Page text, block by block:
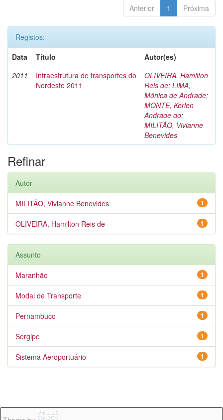
Anterior 1 Próxima
Registos:
Data
Título
Autor(es)
2011
Infraestrutura de transportes do
Nordeste 2011
OLIVEIRA, Hamilton
Reis de; LIMA,
Mônica de Andrade;
MONTE, Kerlen
Andrade do;
MILITÃO, Vivianne
Benevides
Refinar
Autor
1
MILITÃO, Vivianne Benevides
1
OLIVEIRA, Hamilton Reis de
Assunto
1
Maranhão
1
Modal de Transporte
1
Pernambuco
1
Sergipe
1
Sistema Aeroportuário